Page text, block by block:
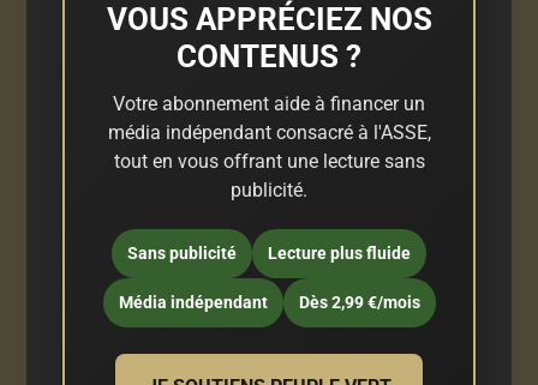
VOUS APPRÉCIEZ NOS
CONTENUS ?
Votre abonnement aide à financer un
média indépendant consacré à l'ASSE,
tout en vous offrant une lecture sans
publicité.
Sans publicité Lecture plus fluide
Média indépendant Dès 2,99 €/mois